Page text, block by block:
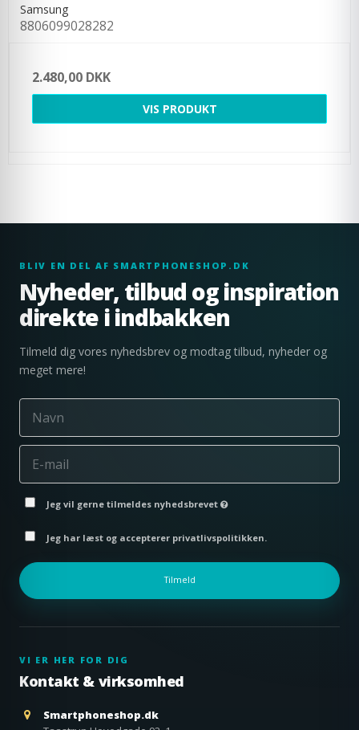
Samsung
8806099028282
2.480,00 DKK
VIS PRODUKT
BLIV EN DEL AF SMARTPHONESHOP.DK
Nyheder, tilbud og inspiration
direkte i indbakken
Tilmeld dig vores nyhedsbrev og modtag tilbud, nyheder og
meget mere!
Jeg vil gerne tilmeldes nyhedsbrevet
Jeg har læst og accepterer privatlivspolitikken.
Tilmeld
VI ER HER FOR DIG
Kontakt & virksomhed
Smartphoneshop.dk